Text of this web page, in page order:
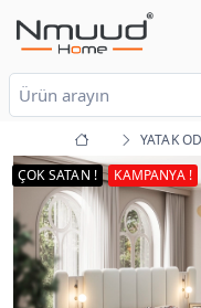
YATAK
ÇOK SATAN !
KAMPANYA !